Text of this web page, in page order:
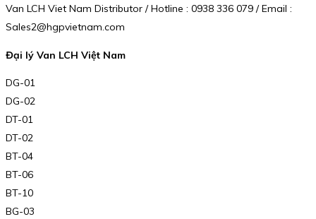
Van LCH Viet Nam Distributor / Hotline : 0938 336 079 / Email :
Sales2@hgpvietnam.com
Đại lý Van LCH Việt Nam
DG-01
DG-02
DT-01
DT-02
BT-04
BT-06
BT-10
BG-03